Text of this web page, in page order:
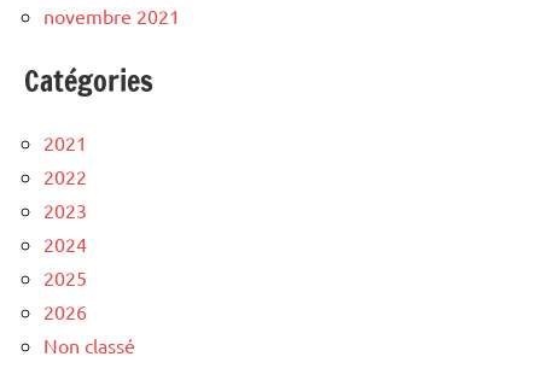
novembre 2021
Catégories
2021
2022
2023
2024
2025
2026
Non classé